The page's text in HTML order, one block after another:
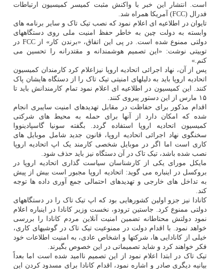
است. انتشار این خبر با واکنش مثبت کمیسر کمیسیون ارتباطات
فدرال (FCC) آمریکا همراه شد.
تایوان در اطلاعیه ای اعلام نمود که نصب تیک تاک و سایر برنامه های
وابسته به دولت چین به خاطر حفظ امنیت ملی روی دستگاههای
دولتی ممنوع شده است. در پی این اتفاق، «برندن کار» از FCC در
توییتی نوشت: «این تصمیم هوشمندانه و مقتدرانه را تحسین می
کنم.»
پس از آن، نهاد اجرائی اتحادیه اروپا نیزاعلام کرد کارمندان کمیسیون
اتحادیه اروپا باید به دلیلهای امنیتی تیک تاک را از دستگاه هایشان پاک
کنند. این کمیسیون در اطلاعیه ای اعلام نمود تمام کارمندانش باید تا
۱۵ مارس از این دستور پیروی کنند.
اقدام مذکور برای حفاظت در مقابل تهدیدهای امنیت سایبری انجام
شده که امکان دارد از آنها برای حمله به محیط های شرکتی
کمیسیون اتحادیه اروپا استفاده گردد. بگفته سونیا گاسپادینووا
سخنگوی نهاد اجرائی اتحادیه اروپا، قانون جدید شامل موبایل های
کاری است اما اگر در موبایل شخصی کارمند یک اپ اتحادیه اروپا
نصب شده باشد، تیک تاک در آن دستگاه نیز باید حذف شود.
مایکل مورای یکی از کارشناسان سیاست گذاری اتحادیه اروپا در
بروکسل در اینباره می گوید: اتحادیه اروپا مجبور است بیش از پیش
به تداخل های خارجی و تهدیدهای احتمالی جمع آوری داده ها توجه
کند.
کانادا نیز جزو اولین کشورهایی بود که اپ تیک تاک را در دستگاههای
دولتی ممنوع کرد. جاستین ترودو، نخست وزیر کانادا در اینباره اعلام
نمود دولتش محتاطانه تضمین امنیت آنلاین مردم کانادا را بررسی
خواهد نمود. با اقدام دولت در ممنوعیت تیک تاک در گوشیهای کاری،
خیلی از کانادایی ها، شرکتها و اشخاص عادی، به امنیت اطلاعات خود
فکر خواهند کرد و شاید تصمیماتی در این خصوص بگیرند.
تیک تاک در ابتدا اعلام نمود از این تصمیم ناامید شده است اما بعداً
بیانیه دیگری صادر و اشاره نمود، اقدام کانادا برای مسدود کردن این